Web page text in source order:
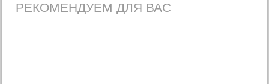
РЕКОМЕНДУЕМ ДЛЯ ВАС